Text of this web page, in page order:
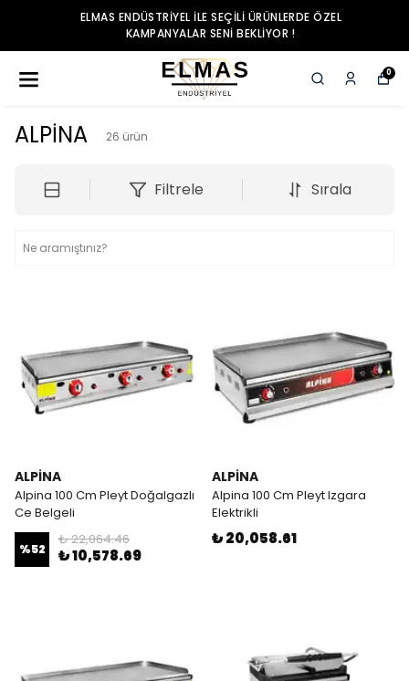
ELMAS ENDÜSTRIYEL ILE SEÇILI ÜRÜNLERDE ÖZEL
KAMPANYALAR SENI BEKLIYOR !
0
ALPİNA 26 ürün
Filtrele Sırala
ALPİNA
Alpina 100 Cm Pleyt Doğalgazlı
Ce Belgeli
%52
₺ 22,064.46
₺ 10,578.69
ALPİNA
Alpina 100 Cm Pleyt Izgara
Elektrikli
₺ 20,058.61